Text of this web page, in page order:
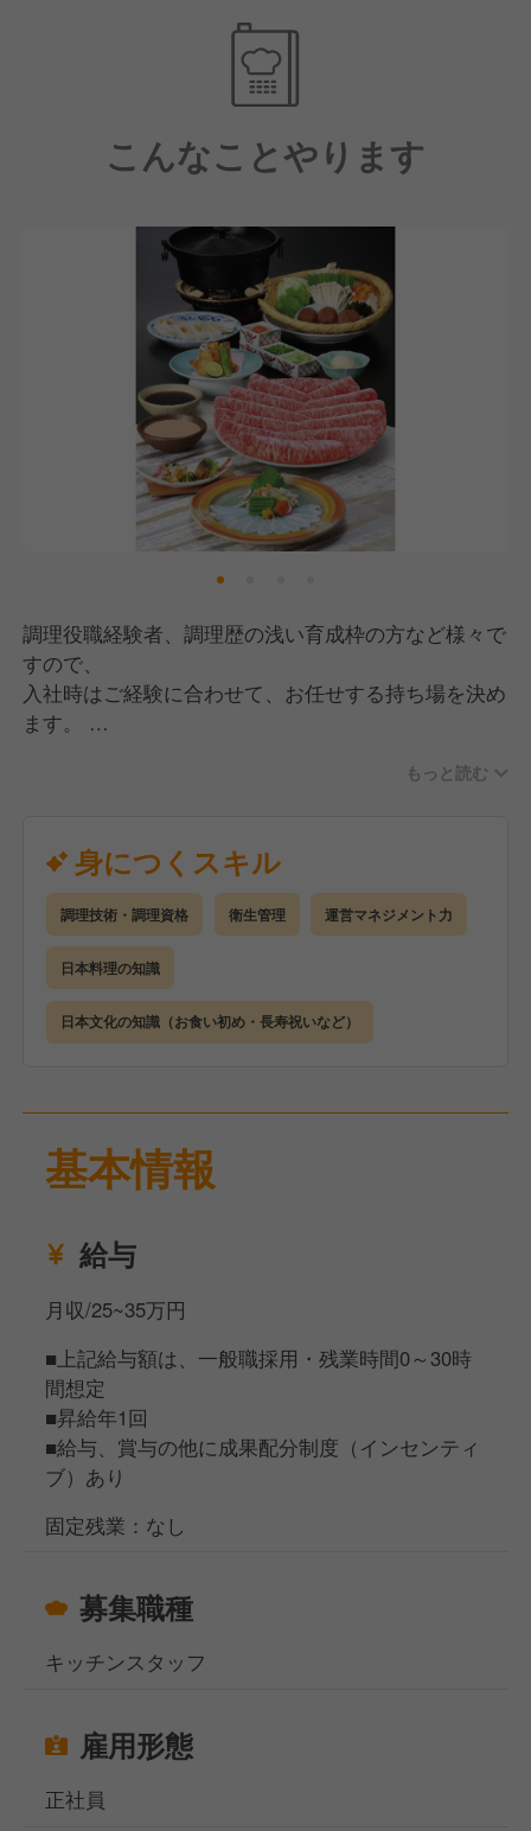
お料理でお迎えしております。
こんなことやります
調理役職経験者、調理歴の浅い育成枠の方など様々で
すので、
入社時はご経験に合わせて、お任せする持ち場を決め
ます。
役職者には、調理場のシフト作成や原価管理等の管理
業務も
お任せいたします。
もっと読む
身につくスキル
調理技術・調理資格 衛生管理 運営マネジメント力
日本料理の知識
日本文化の知識（お食い初め・長寿祝いなど）
基本情報
給与
月収/25~35万円
■上記給与額は、一般職採用・残業時間0～30時
間想定
■昇給年1回
■給与、賞与の他に成果配分制度（インセンティ
ブ）あり
固定残業：なし
募集職種
キッチンスタッフ
雇用形態
正社員